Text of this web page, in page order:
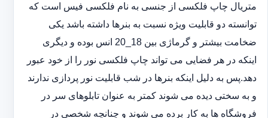
متریال چاپ فلکسی از جنسی به نام فلکسی فیس است که
توانسته دو قابلیت ویژه نسبت به بنرها داشته باشد یکی
ضخامت بیشتر و گرماژی بین 18_20 انس بوده و دیگری
اینکه در هر فضایی می تواند چاپ فلکسی نور را از خود عبور
دهد.پس به دلیل اینکه بنرها در شب قابلیت نور پردازی ندارند
و به سختی دیده می شوند کمتر به عنوان تابلوهای سر در
فروشگاه ها به کار برده می شوند و چنانچه شخصی در